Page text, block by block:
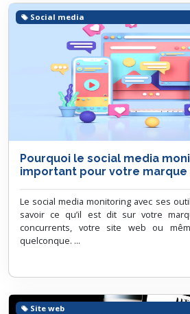
Pourquoi le social media
important pour votre marque
Le social media monitoring avec ses
savoir ce qu’il est dit sur votre
concurrents, votre site web ou
quelconque. ...
Social media
Site web